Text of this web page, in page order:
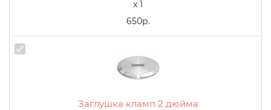
x 1
650р.
Заглушка кламп 2 дюйма